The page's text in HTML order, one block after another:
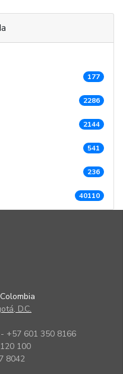
177
2286
2144
541
236
40110
D.C.
+57 601 350 8166
100
8042